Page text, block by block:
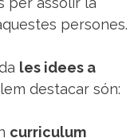
persones.
les idees a
destacar són:
curriculum